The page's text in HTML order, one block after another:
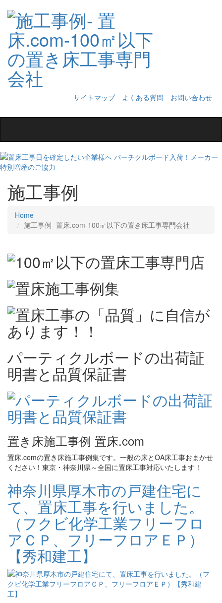
サイトマップ よくある質問
お問い合わせ
navigation
施工事例
Home
施工事例‐ 置床.com-100㎡以下の置き床工事専門会社
パーティクルボードの出荷証
明書と品質保証書
置き床施工事例 置床.com
置床.comの置き床施工事例集です。一般の床とOA床工事おまかせ
ください！東京・神奈川県～全国に置床工事対応いたします！
神奈川県厚木市の戸建住宅に
て、置床工事を行いました。
（フクビ化学工業フリーフロ
アＣＰ、フリーフロアＥＰ）
【秀和建工】